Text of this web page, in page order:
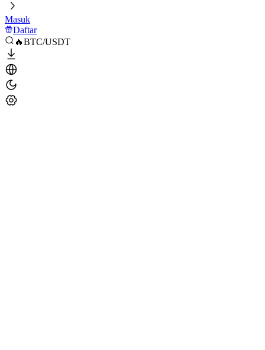
Masuk
Daftar
🔥BTC/USDT